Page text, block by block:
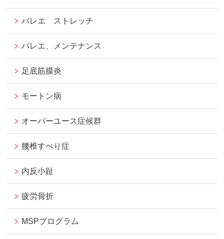
バレエ ストレッチ
バレエ、メンテナンス
足底筋膜炎
モートン病
オーバーユース症候群
腰椎すべり症
内反小趾
疲労骨折
MSPプログラム